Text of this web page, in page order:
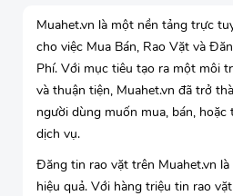
Muahet.vn là một nền tảng trực
cho việc Mua Bán, Rao Vặt và
Phí. Với mục tiêu tạo ra một môi
và thuận tiện, Muahet.vn đã trở
người dùng muốn mua, bán, hoặc
dịch vụ.
Đăng tin rao vặt trên Muahet.vn
hiệu quả. Với hàng triệu tin rao